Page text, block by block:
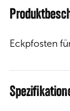
Eckpfosten